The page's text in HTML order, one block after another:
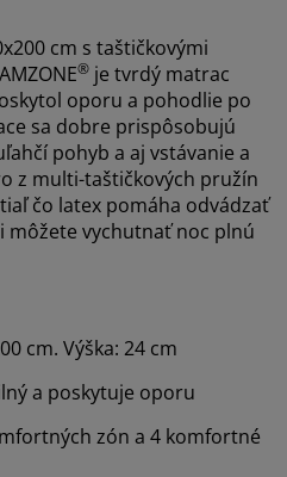
cm s taštičkovými
® je tvrdý matrac
oporu a pohodlie po
sa dobre prispôsobujú
pohyb a aj vstávanie a
z multi-taštičkových pružín
čo latex pomáha odvádzať
môžete vychutnať noc plnú
cm. Výška: 24 cm
a poskytuje oporu
zón a 4 komfortné